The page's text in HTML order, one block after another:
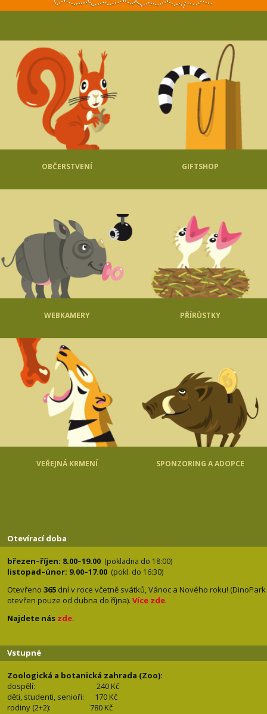
OBČERSTVENÍ GIFTSHOP
WEBKAMERY PŘÍRŮSTKY
VEŘEJNÁ KRMENÍ SPONZORING A ADOPCE
Otevírací doba
březen–říjen: 8.00–19.00 (pokladna do 18:00)
listopad–únor: 9.00–17.00 (pokl. do 16:30)
Otevřeno 365 dní v roce včetně svátků, Vánoc a Nového roku! (DinoPark
otevřen pouze od dubna do října). Více zde.
Najdete nás zde.
Vstupné
Zoologická a botanická zahrada (Zoo):
dospělí:
240 Kč
děti, studenti, senioři: 170 Kč
rodiny (2+2): 780 Kč